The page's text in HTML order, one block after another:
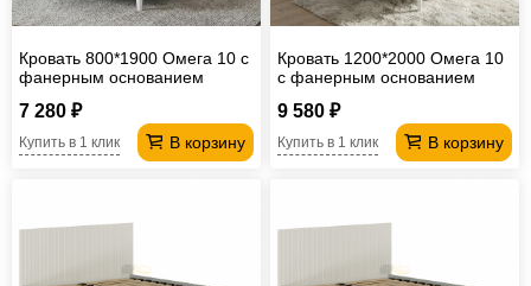
Кровать 800*1900 Омега 10 с
фанерным основанием
7 280 ₽
В корзину
Купить в 1 клик
Кровать 1200*2000 Омега 10
с фанерным основанием
9 580 ₽
В корзину
Купить в 1 клик